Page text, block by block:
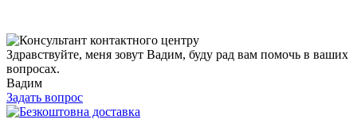
Здравствуйте, меня зовут Вадим, буду рад вам помочь в ваших
вопросах.
Вадим
Задать вопрос